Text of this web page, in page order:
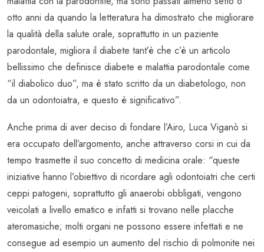
otto anni da quando la letteratura ha dimostrato che migliorare
la qualità della salute orale, soprattutto in un paziente
parodontale, migliora il diabete tant’è che c’è un articolo
bellissimo che definisce diabete e malattia parodontale come
“il diabolico duo”, ma è stato scritto da un diabetologo, non
da un odontoiatra, e questo è significativo”.
Anche prima di aver deciso di fondare l’Airo, Luca Viganò si
era occupato dell’argomento, anche attraverso corsi in cui da
tempo trasmette il suo concetto di medicina orale: “queste
iniziative hanno l’obiettivo di ricordare agli odontoiatri che certi
ceppi patogeni, soprattutto gli anaerobi obbligati, vengono
veicolati a livello ematico e infatti si trovano nelle placche
ateromasiche; molti organi ne possono essere infettati e ne
consegue ad esempio un aumento del rischio di polmonite nei